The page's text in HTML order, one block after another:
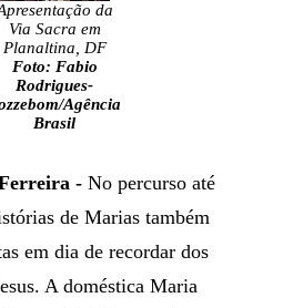
da
Via Sacra em
Planaltina, DF
Foto: Fabio
Rodrigues-
Agência
Brasil
- No percurso até
de Marias também
em dia de recordar dos
A doméstica Maria